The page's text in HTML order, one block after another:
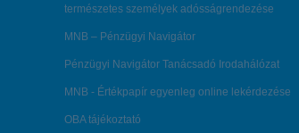
természetes személyek adósságrendezése
MNB – Pénzügyi Navigátor
Pénzügyi Navigátor Tanácsadó Irodahálózat
MNB - Értékpapír egyenleg online lekérdezése
OBA tájékoztató